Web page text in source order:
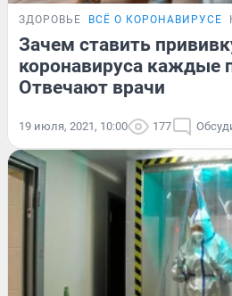
ЗДОРОВЬЕ ВСЁ О КОРОНАВИРУСЕ
Зачем ставить
коронавируса каждые
Отвечают врачи
19 июля, 2021, 10:00 177